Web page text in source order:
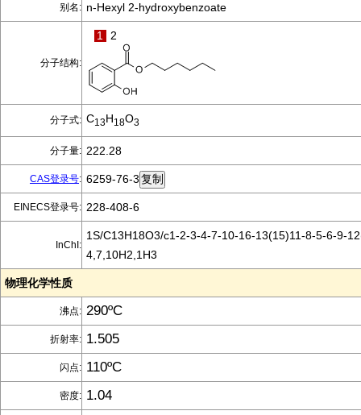
别名: n-Hexyl 2-hydroxybenzoate
分子结构:
1 2
分子式: C13H18O3
分子量: 222.28
CAS登录号: 6259-76-3
EINECS登录号: 228-408-6
InChI:
1S/C13H18O3/c1-2-3-4-7-10-16-13(15)11-8-5-6-9-
4,7,10H2,1H3
物理化学性质
沸点: 290ºC
折射率: 1.505
闪点: 110ºC
密度: 1.04